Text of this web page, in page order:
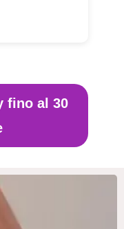
fino al 30